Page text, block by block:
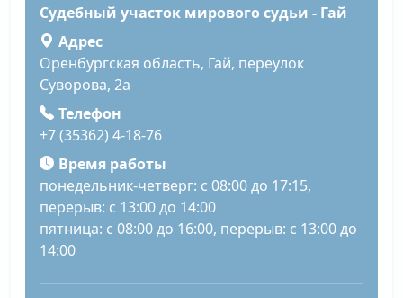
Судебный участок мирового судьи - Гай
Адрес
Оренбургская область, Гай, переулок
Суворова, 2а
Телефон
+7 (35362) 4-18-76
Время работы
понедельник-четверг: с 08:00 до 17:15,
перерыв: с 13:00 до 14:00
пятница: с 08:00 до 16:00, перерыв: с 13:00 до
14:00